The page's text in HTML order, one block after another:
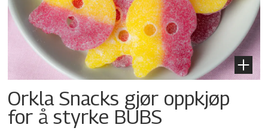
Orkla Snacks gjør oppkjøp
for å styrke BUBS